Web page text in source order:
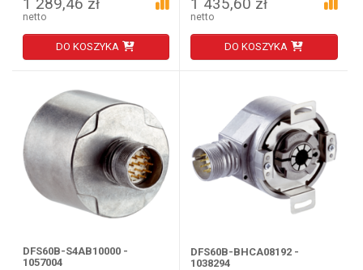
netto
DO KOSZYKA
netto
DO KOSZYKA
DFS60B-S4AB10000 -
1057004
DFS60B-BHCA08192 -
1038294